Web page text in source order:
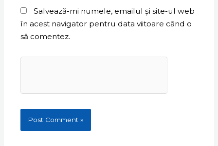
Salvează-mi numele, emailul și site-ul web
în acest navigator pentru data viitoare când o
să comentez.